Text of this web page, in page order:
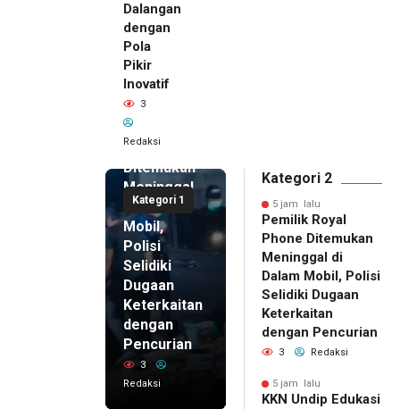
Dalangan
dengan
Pola
Pikir
Inovatif
3
Redaksi
Kategori 1
Pemilik
Royal
Phone
Ditemukan
Meninggal
di Dalam
Mobil,
Polisi
Selidiki
Dugaan
Keterkaitan
dengan
Pencurian
3
Redaksi
Kategori 2
5 jam lalu
Pemilik Royal
Phone Ditemukan
Meninggal di
Dalam Mobil, Polisi
Selidiki Dugaan
Keterkaitan
dengan Pencurian
3 Redaksi
5 jam lalu
KKN Undip Edukasi